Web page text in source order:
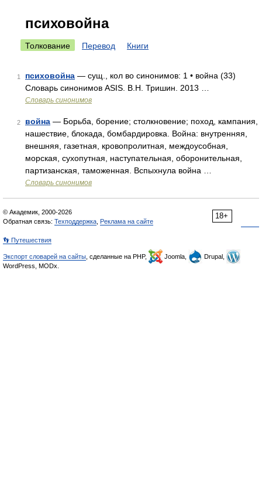
психовойна
Толкование Перевод Книги
1 психовойна — сущ., кол во синонимов: 1 • война (33)
Словарь синонимов ASIS. В.Н. Тришин. 2013 …
Словарь синонимов
2 война — Борьба, борение; столкновение; поход, кампания,
нашествие, блокада, бомбардировка. Война: внутренняя,
внешняя, газетная, кровопролитная, междоусобная,
морская, сухопутная, наступательная, оборонительная,
партизанская, таможенная. Вспыхнула война …
Словарь синонимов
18+
© Академик, 2000-2026
Обратная связь: Техподдержка Реклама на сайте
👣 Путешествия
Экспорт словарей на сайты , сделанные на PHP, Joomla,
Drupal,
WordPress, MODx.